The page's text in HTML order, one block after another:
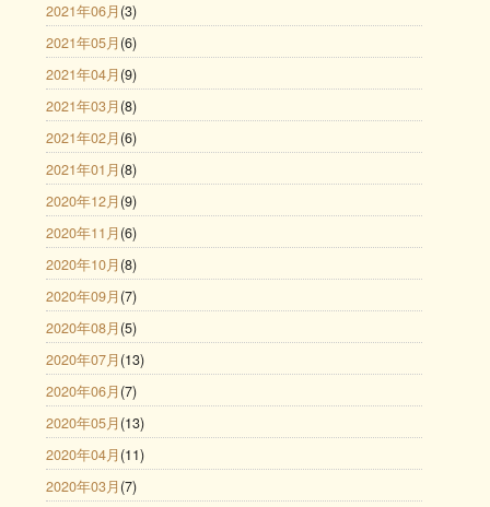
2021年06月 (3)
2021年05月 (6)
2021年04月 (9)
2021年03月 (8)
2021年02月 (6)
2021年01月 (8)
2020年12月 (9)
2020年11月 (6)
2020年10月 (8)
2020年09月 (7)
2020年08月 (5)
2020年07月 (13)
2020年06月 (7)
2020年05月 (13)
2020年04月 (11)
2020年03月 (7)